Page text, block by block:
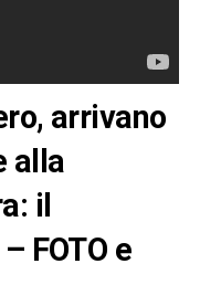
arrivano
alla
il
FOTO e